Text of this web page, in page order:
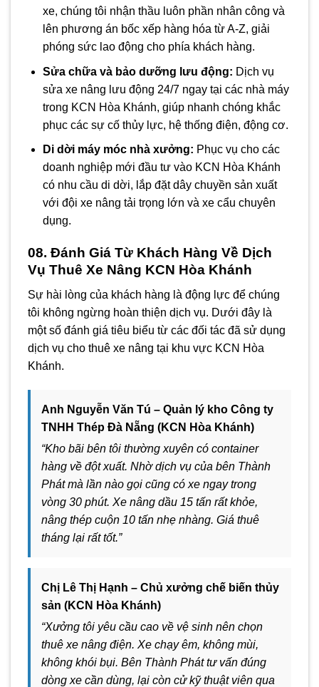
xe, chúng tôi nhận thầu luôn phần nhân công và
lên phương án bốc xếp hàng hóa từ A-Z, giải
phóng sức lao động cho phía khách hàng.
Sửa chữa và bảo dưỡng lưu động: Dịch vụ
sửa xe nâng lưu động 24/7 ngay tại các nhà máy
trong KCN Hòa Khánh, giúp nhanh chóng khắc
phục các sự cố thủy lực, hệ thống điện, động cơ.
Di dời máy móc nhà xưởng: Phục vụ cho các
doanh nghiệp mới đầu tư vào KCN Hòa Khánh
có nhu cầu di dời, lắp đặt dây chuyền sản xuất
với đội xe nâng tải trọng lớn và xe cẩu chuyên
dụng.
08. Đánh Giá Từ Khách Hàng Về Dịch
Vụ Thuê Xe Nâng KCN Hòa Khánh
Sự hài lòng của khách hàng là động lực để chúng
tôi không ngừng hoàn thiện dịch vụ. Dưới đây là
một số đánh giá tiêu biểu từ các đối tác đã sử dụng
dịch vụ cho thuê xe nâng tại khu vực KCN Hòa
Khánh.
Anh Nguyễn Văn Tú – Quản lý kho Công ty
TNHH Thép Đà Nẵng (KCN Hòa Khánh)
“Kho bãi bên tôi thường xuyên có container
hàng về đột xuất. Nhờ dịch vụ của bên Thành
Phát mà lần nào gọi cũng có xe ngay trong
vòng 30 phút. Xe nâng dầu 15 tấn rất khỏe,
nâng thép cuộn 10 tấn nhẹ nhàng. Giá thuê
tháng lại rất tốt.”
Chị Lê Thị Hạnh – Chủ xưởng chế biến thủy
sản (KCN Hòa Khánh)
“Xưởng tôi yêu cầu cao về vệ sinh nên chọn
thuê xe nâng điện. Xe chạy êm, không mùi,
không khói bụi. Bên Thành Phát tư vấn đúng
dòng xe cần dùng, lại còn cử kỹ thuật viên qua